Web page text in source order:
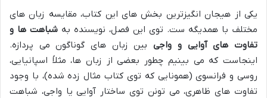
یکی از هیجان انگیزترین بخش های این کتاب، مقایسه زبان های
مختلف با همدیگه ست. توی این فصل، نویسنده به شباهت ها و
تفاوت های آوایی و واجیبین زبان های گوناگون می پردازه.
اینجاست که می بینیم چطور بعضی از زبان ها، مثلاً اسپانیایی،
روسی و فرانسوی (همونایی که توی کتاب مثال زده شده)، با وجود
تفاوت های ظاهری، می تونن توی ساختار آوایی یا واجی، شباهت